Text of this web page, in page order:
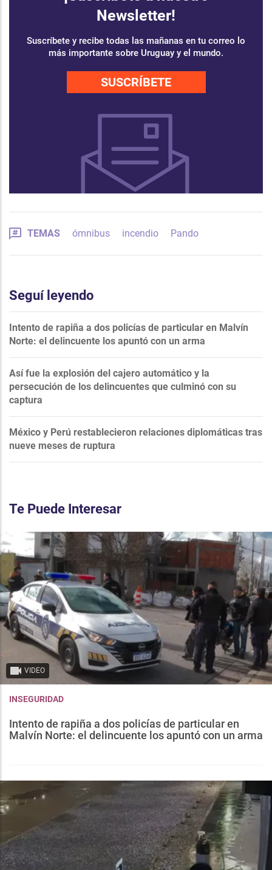
Newsletter!
Suscríbete y recibe todas las mañanas en tu correo lo
más importante sobre Uruguay y el mundo.
SUSCRÍBETE
TEMAS ómnibus incendio Pando
Seguí leyendo
Intento de rapiña a dos policías de particular en Malvín
Norte: el delincuente los apuntó con un arma
Así fue la explosión del cajero automático y la
persecución de los delincuentes que culminó con su
captura
México y Perú restablecieron relaciones diplomáticas tras
nueve meses de ruptura
Te Puede Interesar
VIDEO
INSEGURIDAD
Intento de rapiña a dos policías de particular en
Malvín Norte: el delincuente los apuntó con un arma